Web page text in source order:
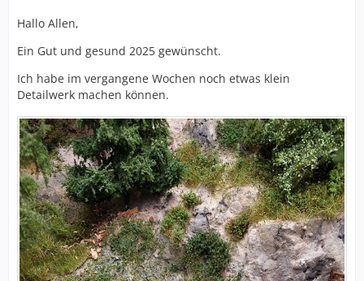
Hallo Allen,
Ein Gut und gesund 2025 gewünscht.
Ich habe im vergangene Wochen noch etwas klein
Detailwerk machen können.